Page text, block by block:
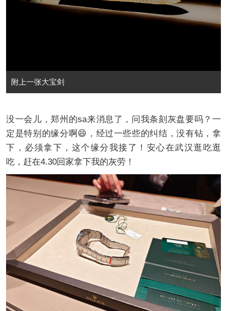
附上一张大宝剑
没一会儿，郑州的sa来消息了，问我条刻灰盘要吗？一
定是特别的缘分啊😄，经过一些些的纠结，没有钻，拿
下，必须拿下，这个缘分我接了！安心在武汉逛吃逛
吃，赶在4.30回家拿下我的灰劳！